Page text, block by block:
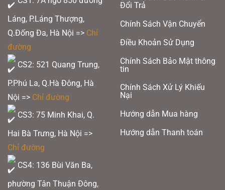
Láng, P.Láng Thượng,
Q.Đống Đa, Hà Nội => Chỉ
đường
CS2: 521 Quang Trung,
P.Phú La, Q.Hà Đông, Hà
Nội => Chỉ đường
CS3: 75 Minh Khai, Q.
Hai Bà Trưng, Hà Nội =>
Chỉ đường
CS4: 136 Bùi Văn Ba,
phường Tân Thuận Đông,
Đổi Trả
Chính Sách Vận Chuyển
Điều Khoản Sử Dụng
Chính Sách Bảo Mật thông
tin
Chính Sách Xử Lý Khiếu
Nại
Hướng dẫn Mua hàng
Hướng dẫn Thanh toán